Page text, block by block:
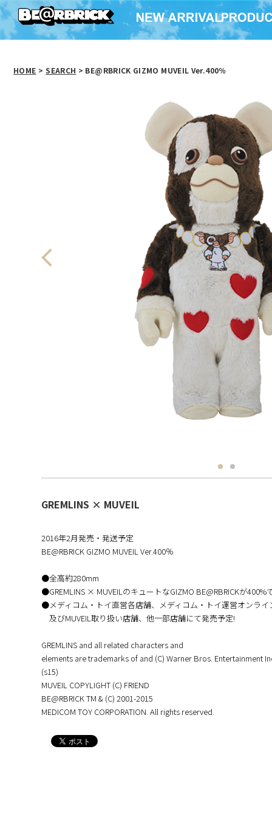
HOME > SEARCH > BE@RBRICK GIZMO MUVEIL Ver.400％
GREMLINS × MUVEIL
2016年2月発売・発送予定
BE@RBRICK GIZMO MUVEIL Ver.400％
●全高約280mm
●GREMLINS × MUVEILのキュートなGIZMO BE@RBRICKが400%
●メディコム・トイ直営各店舗、メディコム・トイ運営オンライ
及びMUVEIL取り扱い店舗、他一部店舗にて発売予定!
GREMLINS and all related characters and
elements are trademarks of and (C) Warner Bros. Entertainment
(s15)
MUVEIL COPYLIGHT (C) FRIEND
BE@RBRICK TM & (C) 2001-2015
MEDICOM TOY CORPORATION. All rights reserved.